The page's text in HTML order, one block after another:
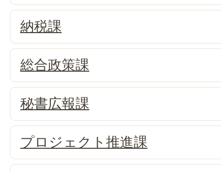
納税課
総合政策課
秘書広報課
プロジェクト推進課